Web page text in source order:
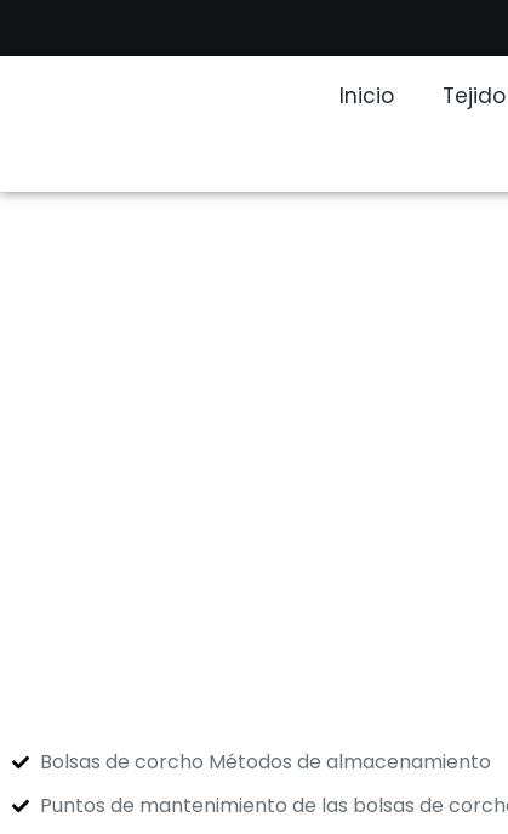
Inicio
Bolsas de corcho Métodos de almacenamiento
Puntos de mantenimiento de las bolsas de